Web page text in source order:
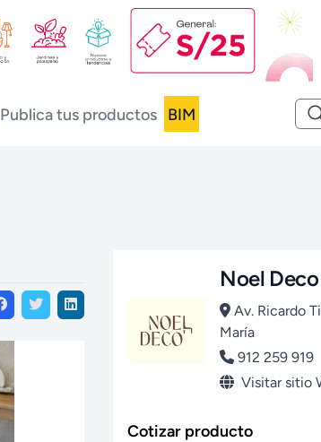
Publica tus productos BIM
Noel
Av. Ricardo
María
912 259 919
Visitar sitio
Cotizar producto